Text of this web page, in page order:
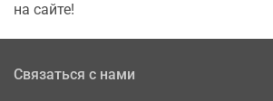
на сайте!
Связаться с нами